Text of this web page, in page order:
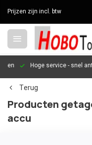
Prijzen zijn incl. btw
Hoge service- snel
Terug
Producten
accu